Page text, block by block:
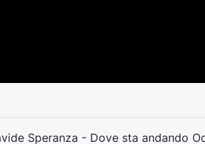
Speranza - Dove sta andando